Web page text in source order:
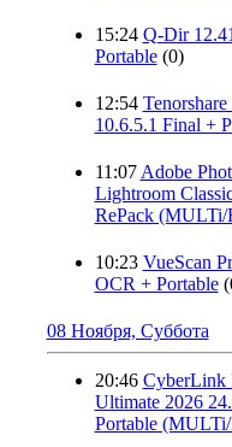
15:24 Q-Dir
Portable (0)
12:54
10.6.5.1 Final +
11:07 Adobe
Lightroom
RePack (MULTi/
10:23 VueScan
OCR + Portable
08 Ноября, Суббота
20:46 CyberLink
Ultimate 2026
Portable